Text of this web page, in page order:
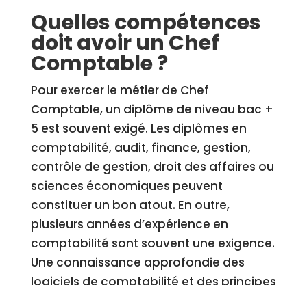
Quelles compétences
doit avoir un Chef
Comptable ?
Pour exercer le métier de Chef
Comptable, un diplôme de niveau bac +
5 est souvent exigé. Les diplômes en
comptabilité, audit, finance, gestion,
contrôle de gestion, droit des affaires ou
sciences économiques peuvent
constituer un bon atout. En outre,
plusieurs années d’expérience en
comptabilité sont souvent une exigence.
Une connaissance approfondie des
logiciels de comptabilité et des principes